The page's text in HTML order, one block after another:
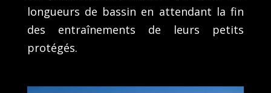
longueurs de bassin en attendant la fin
des entraînements de leurs petits
protégés.